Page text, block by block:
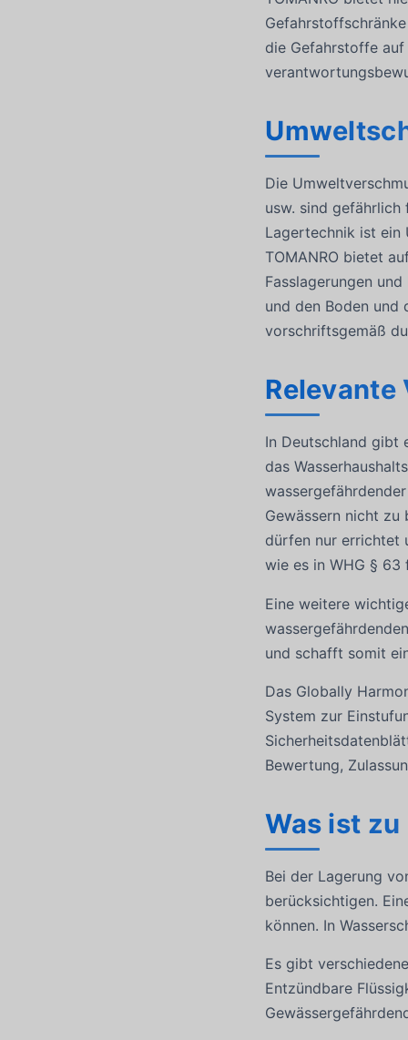
die Gefahrstoffe
Die
usw. sind
Lagertechnik ist ein
TOMANRO bietet
Fasslagerungen
und den Boden und
vorschriftsgemäß
In Deutschland gibt
das
Gewässern nicht
dürfen nur errichtet
wie es in WHG §
Eine weitere
und schafft somit
Das Globally
System zur
Bewertung,
Was ist
Bei der Lagerung
berücksichtigen.
können. In
Es gibt
Entzündbare